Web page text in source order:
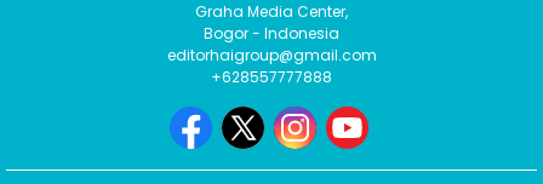
Graha Media Center,
Bogor - Indonesia
editorhaigroup@gmail.com
+628557777888